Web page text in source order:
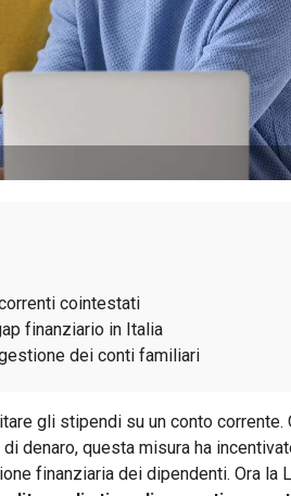
cointestati
finanziario in Italia
dei conti familiari
gli stipendi su un conto corrente.
denaro, questa misura ha
finanziaria dei dipendenti. Ora la